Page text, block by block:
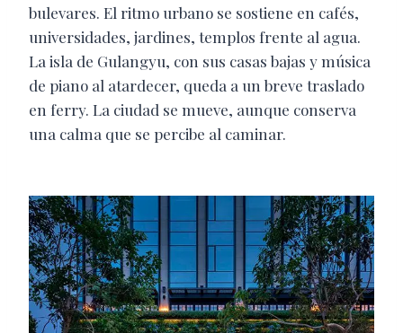
bulevares. El ritmo urbano se sostiene en cafés,
universidades, jardines, templos frente al agua.
La isla de Gulangyu, con sus casas bajas y música
de piano al atardecer, queda a un breve traslado
en ferry. La ciudad se mueve, aunque conserva
una calma que se percibe al caminar.